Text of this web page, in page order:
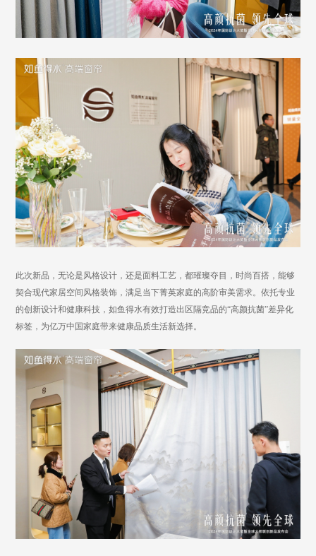
此次新品，无论是风格设计，还是面料工艺，都璀璨夺目，时尚百搭，能够
契合现代家居空间风格装饰，满足当下菁英家庭的高阶审美需求。依托专业
的创新设计和健康科技，如鱼得水有效打造出区隔竞品的“高颜抗菌”差异化
标签，为亿万中国家庭带来健康品质生活新选择。